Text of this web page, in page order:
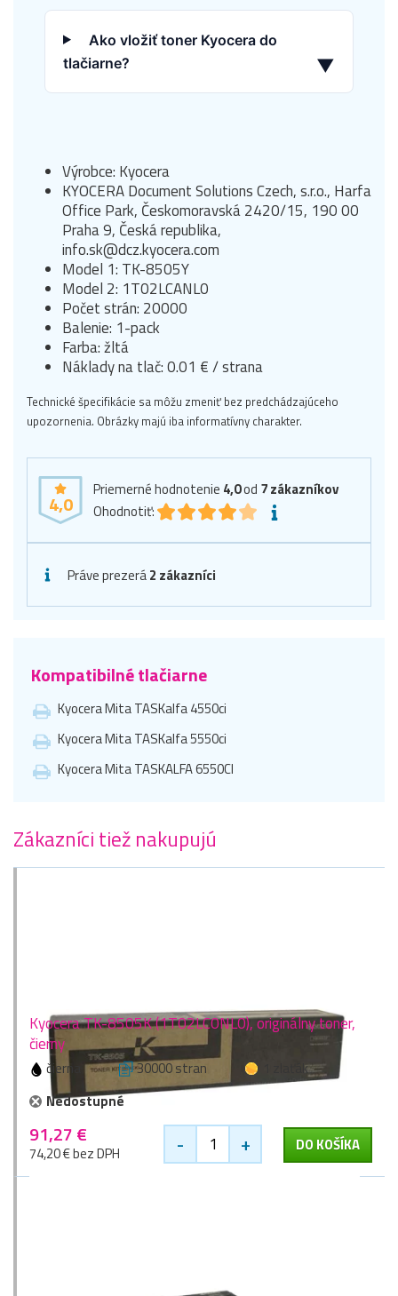
Ako vložiť toner Kyocera do
tlačiarne?
▼
Výrobce: Kyocera
KYOCERA Document Solutions Czech, s.r.o., Harfa
Office Park, Českomoravská 2420/15, 190 00
Praha 9, Česká republika,
info.sk@dcz.kyocera.com
Model 1: TK-8505Y
Model 2: 1T02LCANL0
Počet strán: 20000
Balenie: 1-pack
Farba: žltá
Náklady na tlač: 0.01 € / strana
Technické špecifikácie sa môžu zmeniť bez predchádzajúceho
upozornenia. Obrázky majú iba informatívny charakter.
4,0
Priemerné hodnotenie 4,0od 7zákazníkov
Ohodnotiť:
Práve prezerá2 zákazníci
Kompatibilné tlačiarne
Kyocera Mita TASKalfa 4550ci
Kyocera Mita TASKalfa 5550ci
Kyocera Mita TASKALFA 6550CI
Zákazníci tiež nakupujú
Kyocera TK-8505K (1T02LC0NL0), originálny toner,
čierny
čierna 30000 stran
1 zlaťák
Nedostupné
91,27 €
74,20 € bez DPH - + DO KOŠÍKA